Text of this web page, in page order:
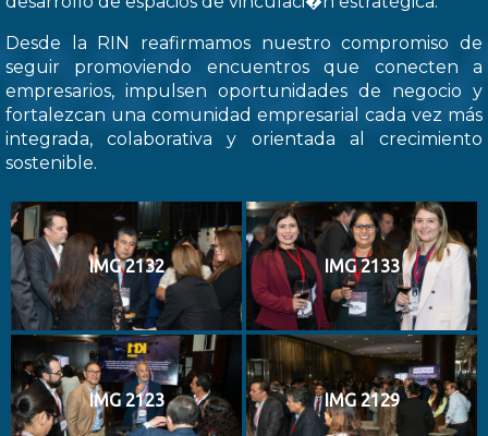
Desde la RIN reafirmamos nuestro compromiso de
seguir promoviendo encuentros que conecten a
empresarios, impulsen oportunidades de negocio y
fortalezcan una comunidad empresarial cada vez más
integrada, colaborativa y orientada al crecimiento
sostenible.
IMG 2132 IMG 2133
IMG 2123 IMG 2129